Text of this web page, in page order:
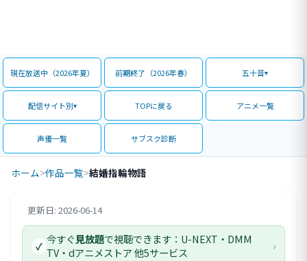
現在放送中（2026年夏） 前期終了（2026年春） 五十音
配信サイト別 TOPに戻る アニメ一覧
声優一覧 サブスク診断
ホーム>作品一覧>結婚指輪物語
更新日: 2026-06-14
✓ 今すぐ見放題で視聴できます：U-NEXT・DMM
TV・dアニメストア 他5サービス
›
評価情報